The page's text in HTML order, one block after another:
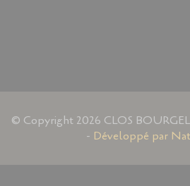
© Copyright 2026 CLOS
- Développé par